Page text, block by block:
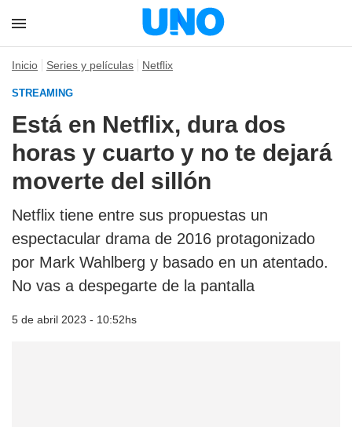
Inicio Series y películas Netflix
STREAMING
Está en Netflix, dura dos
horas y cuarto y no te dejará
moverte del sillón
Netflix tiene entre sus propuestas un
espectacular drama de 2016 protagonizado
por Mark Wahlberg y basado en un atentado.
No vas a despegarte de la pantalla
5 de abril 2023 - 10:52hs